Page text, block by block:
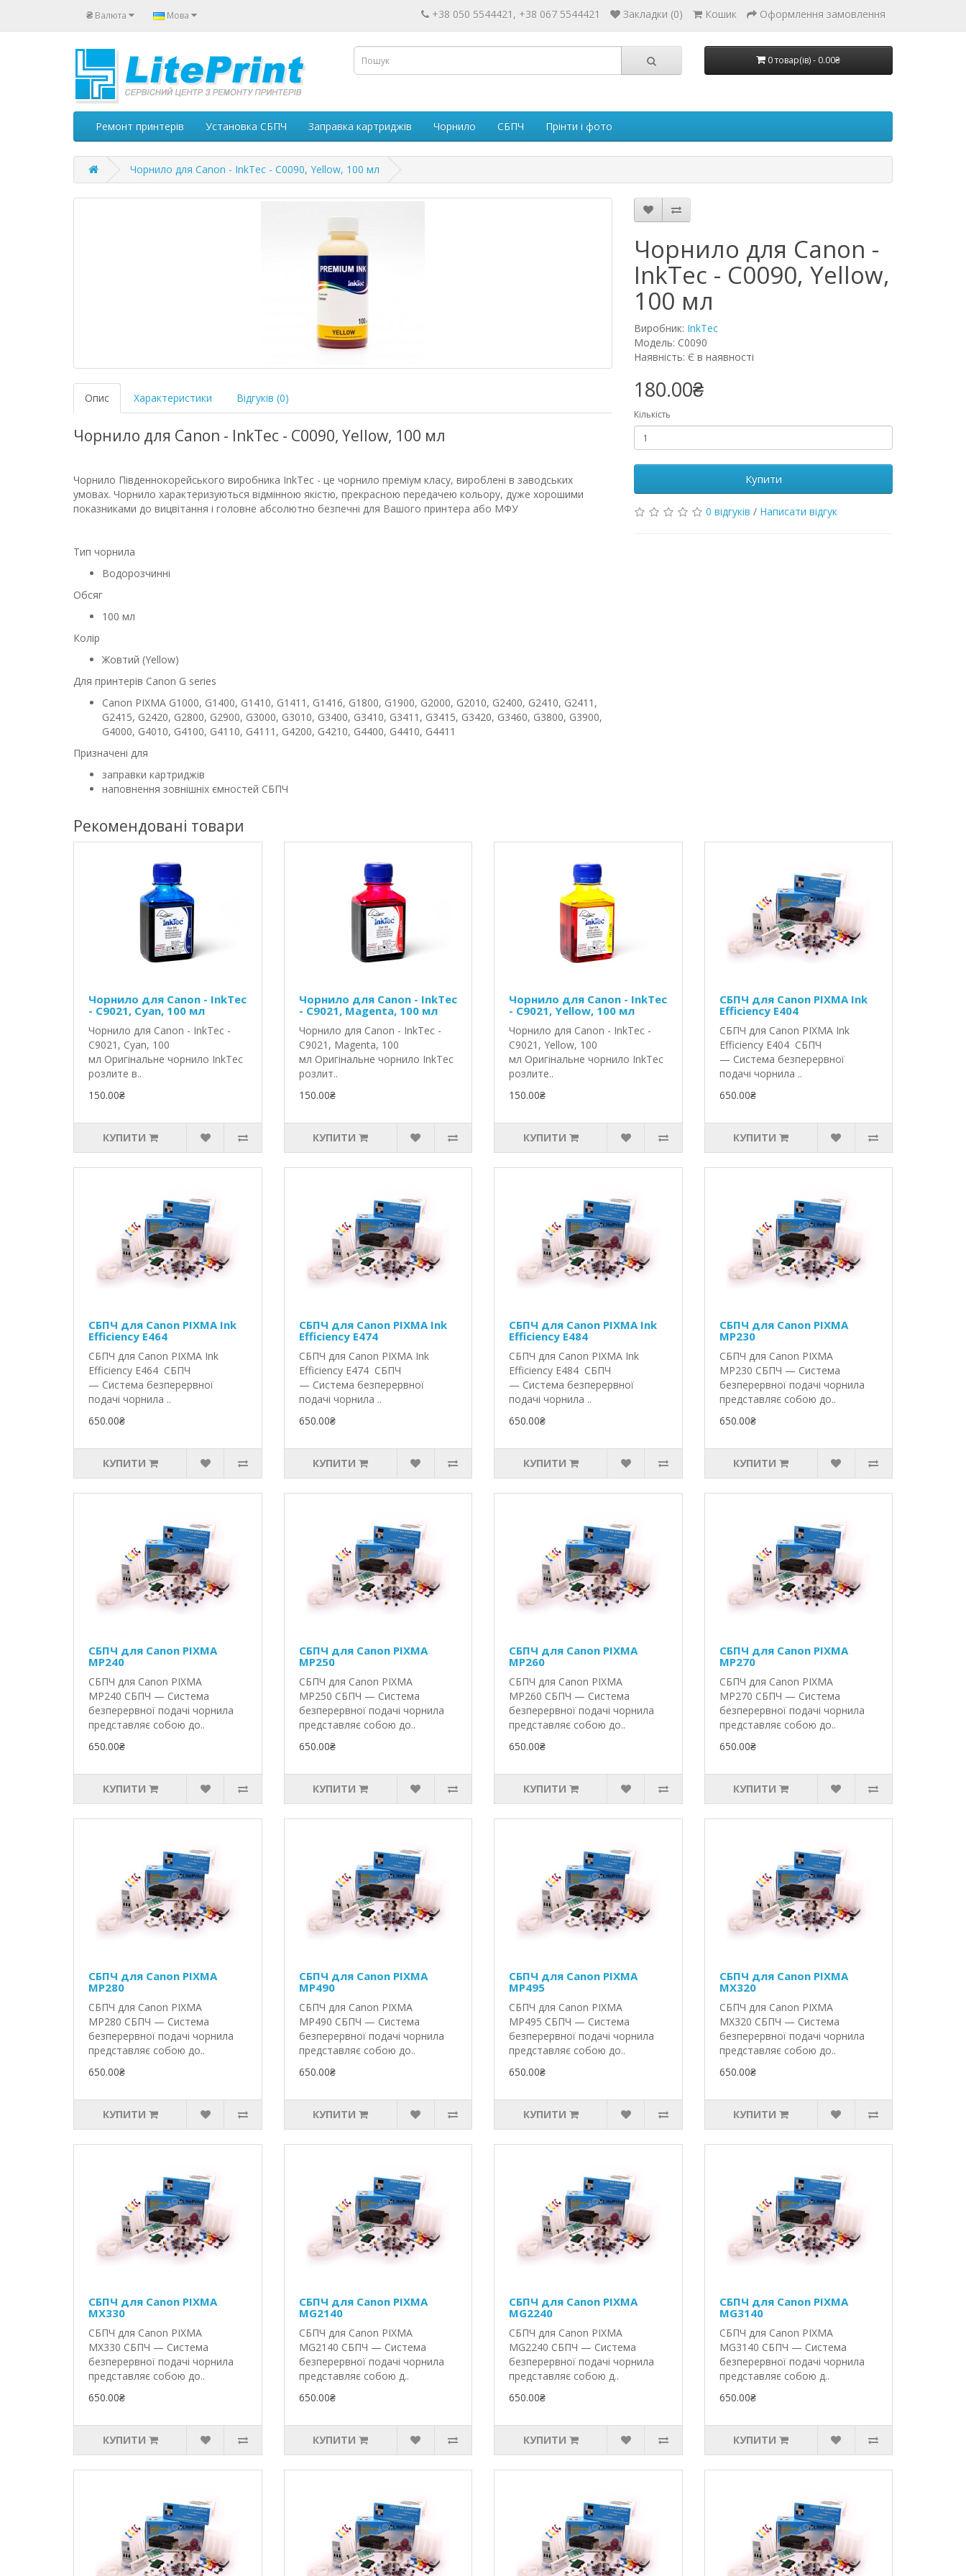
₴ Валюта Мова +38 050 5544421, +38 067 5544421 Закладки (0) Кошик Оформлення замовлення
0 товар(ів) - 0.00₴
Ремонт принтерів Установка СБПЧ Заправка картриджів Чорнило СБПЧ Прінти і фото
Чорнило для Canon - InkTec - C0090, Yellow, 100 мл
Опис Характеристики Відгуків (0)
Чорнило для Canon - InkTec - C0090, Yellow, 100 мл
Чорнило Південнокорейського виробника InkTec - це чорнило преміум класу, вироблені в заводських
умовах. Чорнило характеризуються відмінною якістю, прекрасною передачею кольору, дуже хорошими
показниками до вицвітання і головне абсолютно безпечні для Вашого принтера або МФУ
Тип чорнила
Водорозчинні
Обсяг
100 мл
Колір
Жовтий (Yellow)
Для принтерів Canon G series
Canon PIXMA G1000, G1400, G1410, G1411, G1416, G1800, G1900, G2000, G2010, G2400, G2410, G2411,
G2415, G2420, G2800, G2900, G3000, G3010, G3400, G3410, G3411, G3415, G3420, G3460, G3800, G3900,
G4000, G4010, G4100, G4110, G4111, G4200, G4210, G4400, G4410, G4411
Призначені для
заправки картриджів
наповнення зовнішніх ємностей СБПЧ
Чорнило для Canon -
InkTec - C0090, Yellow,
100 мл
Виробник: InkTec
Модель: C0090
Наявність: Є в наявності
180.00₴
Кількість
Купити
0 відгуків / Написати відгук
Рекомендовані товари
Чорнило для Canon - InkTec
- C9021, Cyan, 100 мл
Чорнило для Canon - InkTec -
C9021, Cyan, 100
мл Оригінальне чорнило InkTec
розлите в..
150.00₴
КУПИТИ
Чорнило для Canon - InkTec
- C9021, Magenta, 100 мл
Чорнило для Canon - InkTec -
C9021, Magenta, 100
мл Оригінальне чорнило InkTec
розлит..
150.00₴
КУПИТИ
Чорнило для Canon - InkTec
- C9021, Yellow, 100 мл
Чорнило для Canon - InkTec -
C9021, Yellow, 100
мл Оригінальне чорнило InkTec
розлите..
150.00₴
КУПИТИ
СБПЧ для Canon PIXMA Ink
Efficiency E404
СБПЧ для Canon PIXMA Ink
Efficiency E404 СБПЧ
— Система безперервної
подачі чорнила ..
650.00₴
КУПИТИ
СБПЧ для Canon PIXMA Ink
Efficiency E464
СБПЧ для Canon PIXMA Ink
Efficiency E464 СБПЧ
— Система безперервної
подачі чорнила ..
650.00₴
КУПИТИ
СБПЧ для Canon PIXMA Ink
Efficiency E474
СБПЧ для Canon PIXMA Ink
Efficiency E474 СБПЧ
— Система безперервної
подачі чорнила ..
650.00₴
КУПИТИ
СБПЧ для Canon PIXMA Ink
Efficiency E484
СБПЧ для Canon PIXMA Ink
Efficiency E484 СБПЧ
— Система безперервної
подачі чорнила ..
650.00₴
КУПИТИ
СБПЧ для Canon PIXMA
MP230
СБПЧ для Canon PIXMA
MP230 СБПЧ — Система
безперервної подачі чорнила
представляє собою до..
650.00₴
КУПИТИ
СБПЧ для Canon PIXMA
MP240
СБПЧ для Canon PIXMA
MP240 СБПЧ — Система
безперервної подачі чорнила
представляє собою до..
650.00₴
КУПИТИ
СБПЧ для Canon PIXMA
MP250
СБПЧ для Canon PIXMA
MP250 СБПЧ — Система
безперервної подачі чорнила
представляє собою до..
650.00₴
КУПИТИ
СБПЧ для Canon PIXMA
MP260
СБПЧ для Canon PIXMA
MP260 СБПЧ — Система
безперервної подачі чорнила
представляє собою до..
650.00₴
КУПИТИ
СБПЧ для Canon PIXMA
MP270
СБПЧ для Canon PIXMA
MP270 СБПЧ — Система
безперервної подачі чорнила
представляє собою до..
650.00₴
КУПИТИ
СБПЧ для Canon PIXMA
MP280
СБПЧ для Canon PIXMA
MP280 СБПЧ — Система
безперервної подачі чорнила
представляє собою до..
650.00₴
КУПИТИ
СБПЧ для Canon PIXMA
MP490
СБПЧ для Canon PIXMA
MP490 СБПЧ — Система
безперервної подачі чорнила
представляє собою до..
650.00₴
КУПИТИ
СБПЧ для Canon PIXMA
MP495
СБПЧ для Canon PIXMA
MP495 СБПЧ — Система
безперервної подачі чорнила
представляє собою до..
650.00₴
КУПИТИ
СБПЧ для Canon PIXMA
MX320
СБПЧ для Canon PIXMA
MX320 СБПЧ — Система
безперервної подачі чорнила
представляє собою до..
650.00₴
КУПИТИ
СБПЧ для Canon PIXMA
MX330
СБПЧ для Canon PIXMA
MX330 СБПЧ — Система
безперервної подачі чорнила
представляє собою до..
650.00₴
КУПИТИ
СБПЧ для Canon PIXMA
MG2140
СБПЧ для Canon PIXMA
MG2140 СБПЧ — Система
безперервної подачі чорнила
представляє собою д..
650.00₴
КУПИТИ
СБПЧ для Canon PIXMA
MG2240
СБПЧ для Canon PIXMA
MG2240 СБПЧ — Система
безперервної подачі чорнила
представляє собою д..
650.00₴
КУПИТИ
СБПЧ для Canon PIXMA
MG3140
СБПЧ для Canon PIXMA
MG3140 СБПЧ — Система
безперервної подачі чорнила
представляє собою д..
650.00₴
КУПИТИ